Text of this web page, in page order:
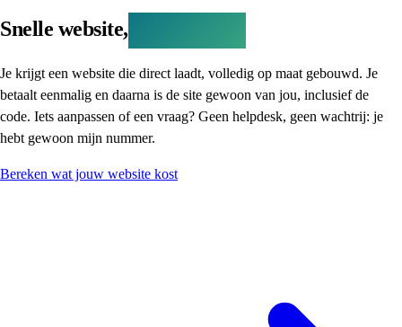
Snelle website,
Je krijgt een website die direct laadt, volledig op maat gebouwd. Je
betaalt eenmalig en daarna is de site gewoon van jou, inclusief de
code. Iets aanpassen of een vraag? Geen helpdesk, geen wachtrij: je
hebt gewoon mijn nummer.
Bereken wat jouw website kost